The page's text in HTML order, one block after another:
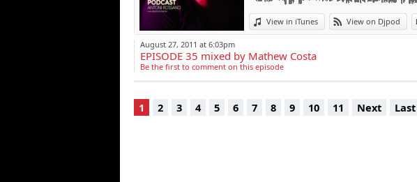
View in iTunes View on Djpod
August 27, 2011 at 6:03pm
EPISODE 35 mixed by Mathew Costa
Be the first to comment on this episode
1 2 3 4 5 6 7 8 9 10 11 Next Last